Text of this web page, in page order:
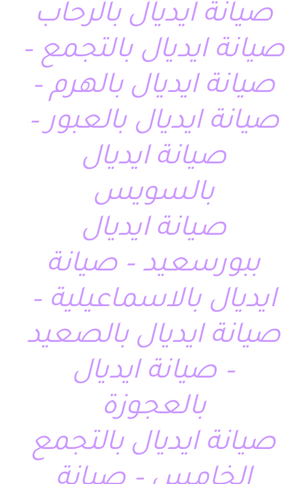
صيانة ايديال بالرحاب
صيانة ايديال بالتجمع –
صيانة ايديال بالهرم –
صيانة ايديال بالعبور –
صيانة ايديال
بالسويس
صيانة ايديال
ببورسعيد – صيانة
ايديال بالاسماعيلية –
صيانة ايديال بالصعيد
– صيانة ايديال
بالعجوزة
صيانة ايديال بالتجمع